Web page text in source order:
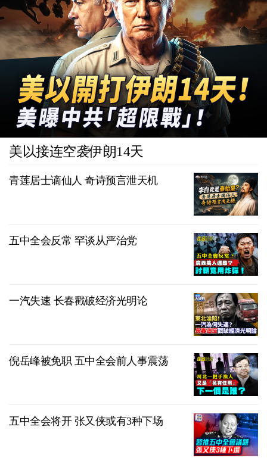
美以接连空袭伊朗14天
青莲居士谪仙人 奇诗预言泄天机
五中全会反常 罕谈从严治党
一汽失速 长春戳破经济光明论
倪岳峰被免职 五中全会前人事震荡
五中全会将开 张又侠或有3种下场